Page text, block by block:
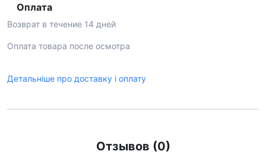
Оплата
Возврат в течение 14 дней
Оплата товара после осмотра
Детальніше про доставку і оплату
Отзывов (0)